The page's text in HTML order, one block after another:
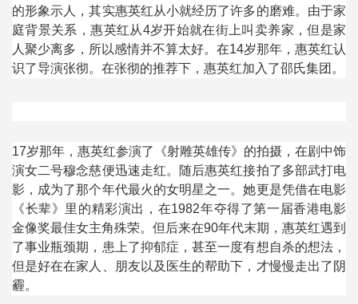
的形象示人，其实惠英红从小就经历了许多的磨难。由于家
庭背景关系，惠英红从4岁开始就在街上叫卖养家，但是家
人聚少离多，所以感情并不算太好。在14岁那年，惠英红认
识了导演张彻。在张彻的推荐下，惠英红加入了邵氏集团。
17岁那年，惠英红参演了《射雕英雄传》的拍摄，在剧中饰
演女二号穆念慈便迅速走红。随后惠英红接拍了多部武打电
影，成为了那个年代最火的女明星之一。她更是凭借在电影
《长辈》里的精彩演出，在1982年夺得了第一届香港电影
金像奖最佳女主角殊荣。但后来在90年代末期，惠英红遇到
了事业瓶颈期，患上了抑郁症，甚至一度有想自杀的想法，
但是好在在家人、朋友以及医生的帮助下，才慢慢走出了阴
霾。